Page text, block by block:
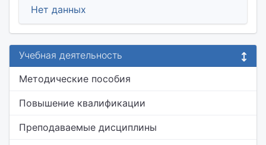
Нет данных
Учебная деятельность
Методические пособия
Повышение квалификации
Преподаваемые дисциплины